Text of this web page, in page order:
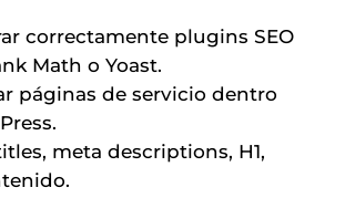
correctamente plugins SEO
Math o Yoast.
páginas de servicio dentro
meta descriptions, H1,